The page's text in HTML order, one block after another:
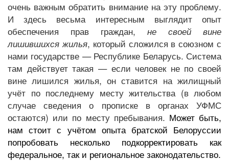
очень важным обратить внимание на эту проблему.
И здесь весьма интересным выглядит опыт
обеспечения прав граждан, не своей вине
лишившихся жилья, который сложился в союзном с
нами государстве — Республике Беларусь. Система
там действует такая — если человек не по своей
вине лишился жилья, он ставится на жилищный
учёт по последнему месту жительства (в любом
случае сведения о прописке в органах УФМС
остаются) или по месту пребывания. Может быть,
нам стоит с учётом опыта братской Белоруссии
попробовать несколько подкорректировать как
федеральное, так и региональное законодательство.